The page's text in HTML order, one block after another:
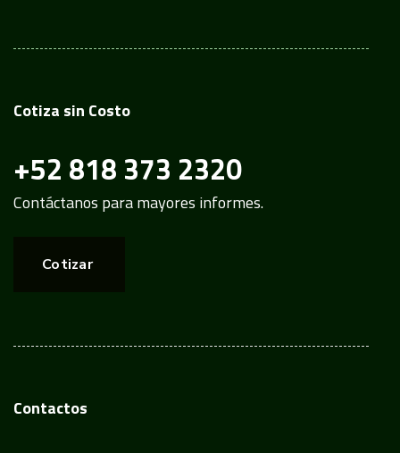
Cotiza sin Costo
+52 818 373 2320
Contáctanos para mayores informes.
Cotizar
Contactos